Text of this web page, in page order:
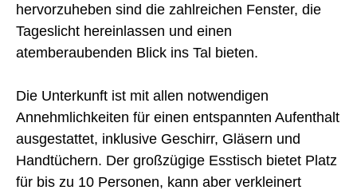
hervorzuheben sind die zahlreichen Fenster, die
Tageslicht hereinlassen und einen
atemberaubenden Blick ins Tal bieten.
Die Unterkunft ist mit allen notwendigen
Annehmlichkeiten für einen entspannten Aufenthalt
ausgestattet, inklusive Geschirr, Gläsern und
Handtüchern. Der großzügige Esstisch bietet Platz
für bis zu 10 Personen, kann aber verkleinert